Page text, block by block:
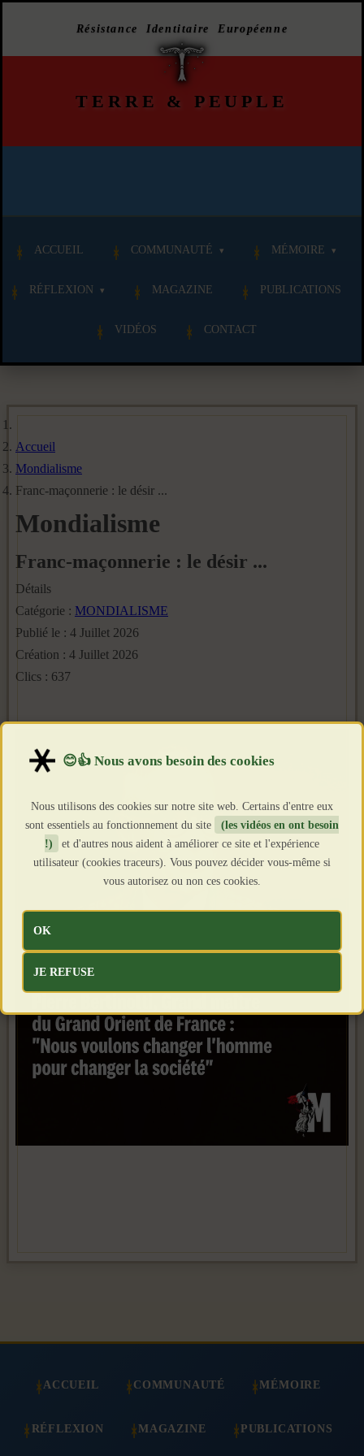
Résistance Identitaire Européenne
TERRE & PEUPLE
ACCUEIL COMMUNAUTÉ MÉMOIRE
RÉFLEXION MAGAZINE PUBLICATIONS
VIDÉOS CONTACT
Accueil
Mondialisme
Franc-maçonnerie : le désir ...
Mondialisme
Franc-maçonnerie : le désir ...
Détails
Catégorie : MONDIALISME
Publié le : 4 Juillet 2026
Création : 4 Juillet 2026
Clics : 637
ACCUEIL COMMUNAUTÉ MÉMOIRE
RÉFLEXION MAGAZINE PUBLICATIONS
Nous utilisons des cookies sur notre site web. Certains d'entre eux
sont essentiels au fonctionnement du site
(les vidéos en ont besoin
!)
et d'autres nous aident à améliorer ce site et l'expérience
utilisateur (cookies traceurs). Vous pouvez décider vous-même si
vous autorisez ou non ces cookies.
OK
JE REFUSE